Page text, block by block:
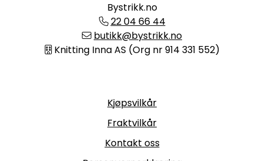
Bystrikk.no
22 04 66 44
butikk@bystrikk.no
Knitting Inna AS (Org nr 914 331 552)
Kjøpsvilkår
Fraktvilkår
Kontakt oss